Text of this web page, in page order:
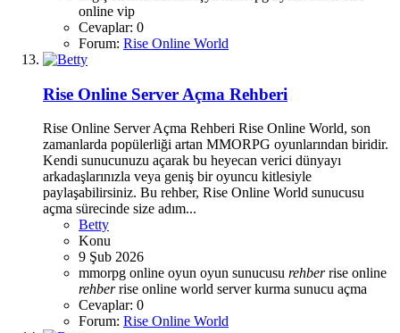
online vip
Cevaplar: 0
Forum: Rise Online World
Rise Online Server Açma Rehberi
Rise Online Server Açma Rehberi Rise Online World, son
zamanlarda popülerliği artan MMORPG oyunlarından biridir.
Kendi sunucunuzu açarak bu heyecan verici dünyayı
arkadaşlarınızla veya geniş bir oyuncu kitlesiyle
paylaşabilirsiniz. Bu rehber, Rise Online World sunucusu
açma sürecinde size adım...
Betty
Konu
9 Şub 2026
mmorpg online oyun oyun sunucusu rehber rise online
rehber rise online world server kurma sunucu açma
Cevaplar: 0
Forum: Rise Online World